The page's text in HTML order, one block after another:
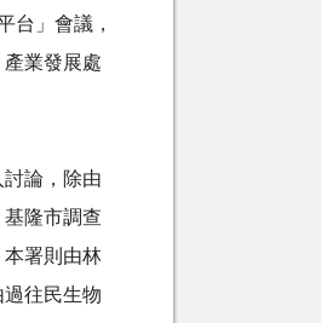
台」會議，
業發展處
論，除由
隆市調查
署則由林
往民生物